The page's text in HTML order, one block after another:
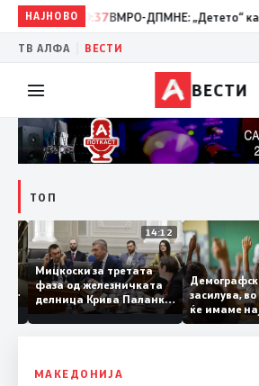
НАЈНОВО
10:37 ВМРО-ДПМНЕ: „Детето“ како
ТВ АЛФА ВЕСТИ
ВЕСТИ
ТОП
15:20
Во
14:12
Мицкоски за третата
фаза од железничката
делница Крива Паланка
– Деве Баир: Проектот
нема да заврши на
целина
ќе имаме
МАКЕДОНИЈА